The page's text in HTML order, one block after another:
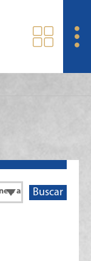
Buscar